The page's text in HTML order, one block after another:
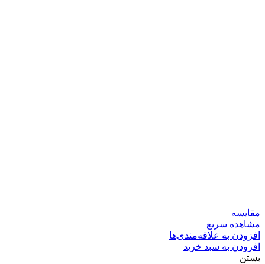
مقایسه
مشاهده سریع
افزودن به علاقه‌مندی‌ها
افزودن به سبد خرید
بستن